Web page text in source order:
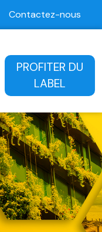
Contactez-nous
PROFITER DU
LABEL